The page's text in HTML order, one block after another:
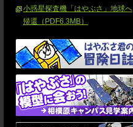
小惑星探査機「はやぶさ」地球へ
帰還（PDF6.3MB）